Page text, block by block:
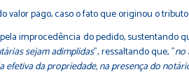
pago, caso o fato que originou o
improcedência do pedido, sustentando
sejam adimplidas", ressaltando que, "no
da propriedade, na presença do